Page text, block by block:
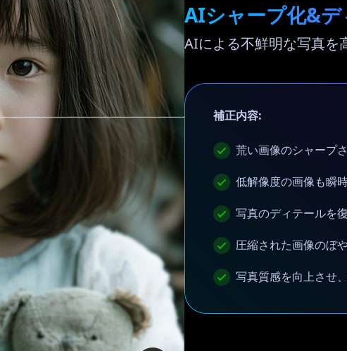
AIシャープ化&
AIによる不鮮明な写真を
補正内容:
荒い画像のシャープ
低解像度の画像も瞬
写真のディテールを
圧縮された画像のぼ
写真質感を向上させ